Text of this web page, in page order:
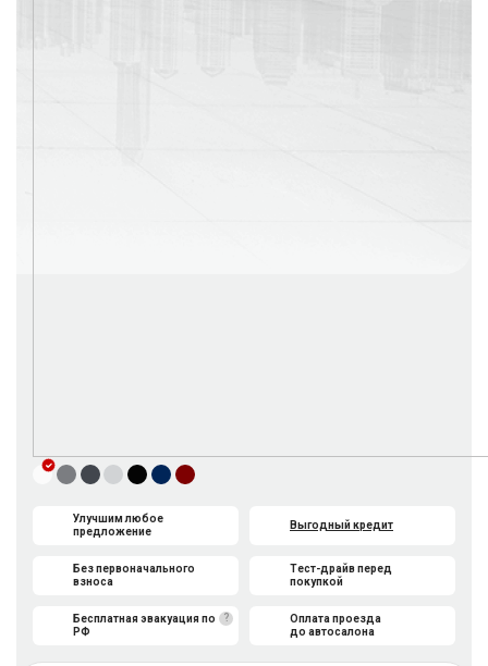
Улучшим любое
предложение
Без первоначального
взноса
Выгодный кредит
Тест-драйв перед
покупкой
?
Бесплатная эвакуация по
РФ
Оплата проезда
до автосалона